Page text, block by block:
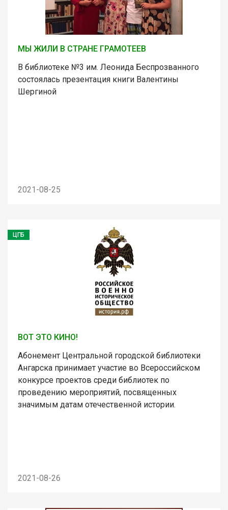
МЫ ЖИЛИ В СТРАНЕ ГРАМОТЕЕВ
В библиотеке №3 им. Леонида Беспрозванного
состоялась презентация книги Валентины
Шергиной
2021-08-25
ЦГБ
ВОТ ЭТО КИНО!
Абонемент Центральной городской библиотеки
Ангарска принимает участие во Всероссийском
конкурсе проектов среди библиотек по
проведению мероприятий, посвященных
значимым датам отечественной истории.
2021-08-26